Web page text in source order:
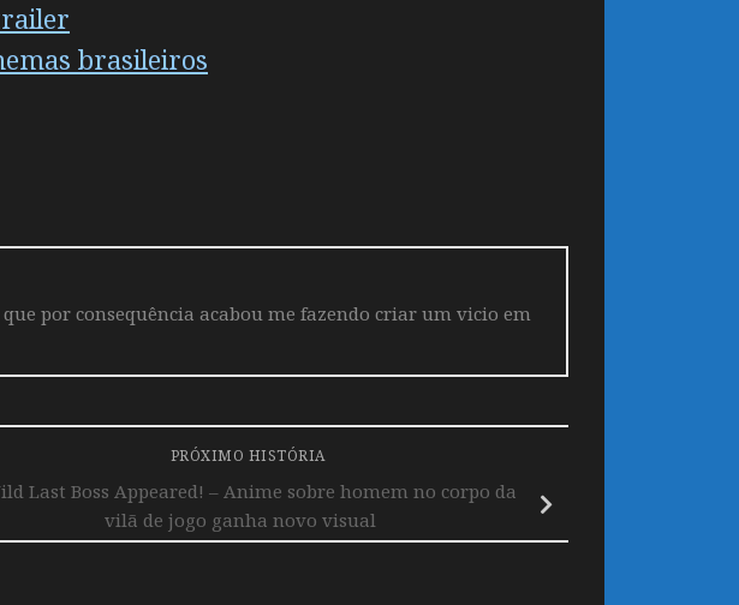
brasileiros
por consequência acabou me fazendo criar um vicio em
PRÓXIMO HISTÓRIA
Last Boss Appeared! – Anime sobre homem no corpo da
vilã de jogo ganha novo visual